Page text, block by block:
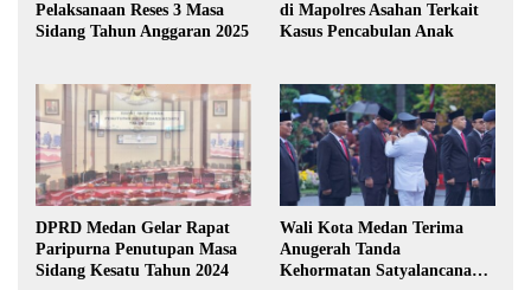
Pelaksanaan Reses 3 Masa
Sidang Tahun Anggaran 2025
di Mapolres Asahan Terkait
Kasus Pencabulan Anak
DPRD Medan Gelar Rapat
Paripurna Penutupan Masa
Sidang Kesatu Tahun 2024
Wali Kota Medan Terima
Anugerah Tanda
Kehormatan Satyalancana